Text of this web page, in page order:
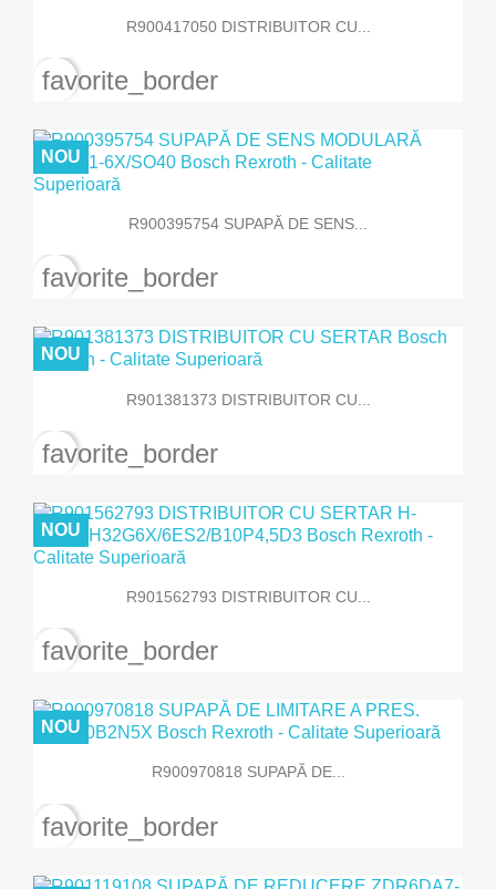
R900417050 DISTRIBUITOR CU...
favorite_border
R900395754 SUPAPĂ DE SENS...
NOU
favorite_border
R901381373 DISTRIBUITOR CU...
NOU
favorite_border
R901562793 DISTRIBUITOR CU...
NOU
favorite_border
R900970818 SUPAPĂ DE...
NOU
favorite_border